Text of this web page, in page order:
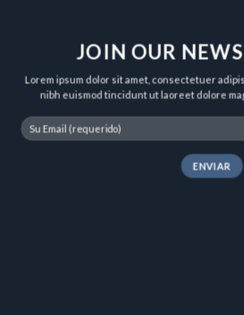
JOIN OUR
Lorem ipsum dolor sit amet, consectetuer
nibh euismod tincidunt ut laoreet dolore